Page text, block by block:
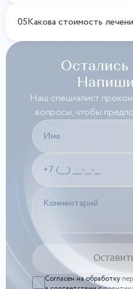
05Какова стоимость
Остались
Наш специалист
вопросы, чтобы
Согласен на обработку